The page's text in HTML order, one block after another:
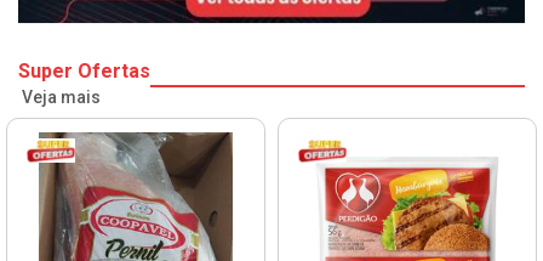
Super Ofertas
Veja mais